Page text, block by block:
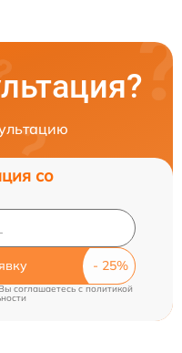
со
соглашаетесь cполитикой